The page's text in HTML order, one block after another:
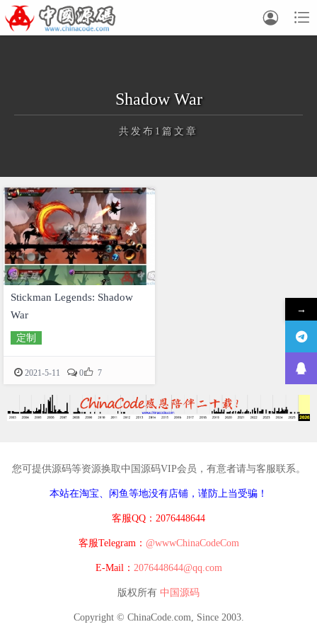


Shadow War
共发布1篇文章
正在为您加载新内容
Stickman Legends: Shadow
War
定制
2021-5-11 0 7
您可提供源码等资源换取中国源码VIP会员，有意者请与客服联系。
本站在淘宝、闲鱼等地没有店铺，谨防上当受骗！
客服QQ：2076448644
客服Telegram： @wwwChinaCodeCom
E-Mail： 2076448644@qq.com
版权所有 中国源码
Copyright © ChinaCode.com, Since 2003.
→